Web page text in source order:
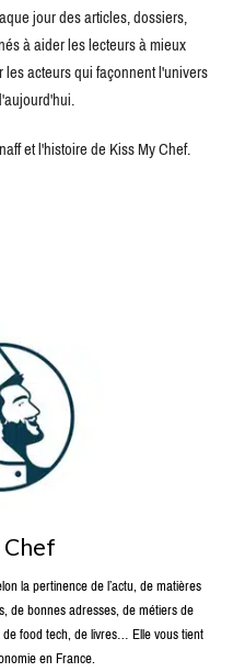
jour des articles, dossiers,
à aider les lecteurs à mieux
acteurs qui façonnent l'univers
et l'histoire de Kiss My Chef.
Chef
la pertinence de l’actu, de matières
de bonnes adresses, de métiers de
food tech, de livres… Elle vous tient
en France.